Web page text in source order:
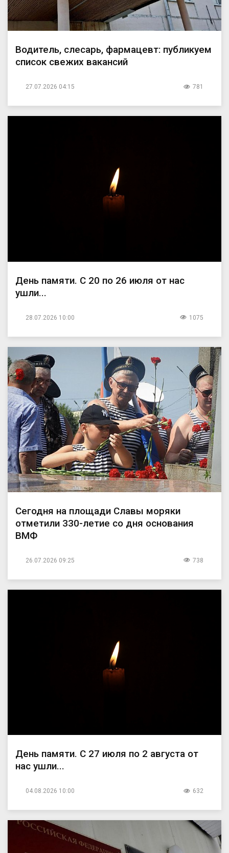
Водитель, слесарь, фармацевт: публикуем
список свежих вакансий
27.07.2026 04:15 781
День памяти. С 20 по 26 июля от нас
ушли...
28.07.2026 10:00 1075
Сегодня на площади Славы моряки
отметили 330-летие со дня основания
ВМФ
26.07.2026 09:25 738
День памяти. С 27 июля по 2 августа от
нас ушли...
04.08.2026 10:00 632